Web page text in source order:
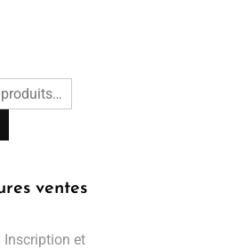
ventes
Inscription et